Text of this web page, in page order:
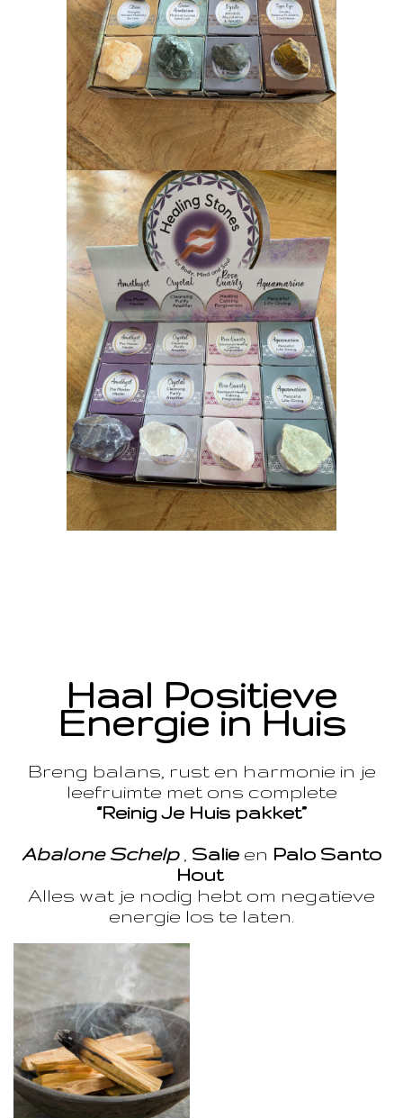
Haal Positieve
Energie in Huis
Breng balans, rust en harmonie in je
leefruimte met ons complete
“Reinig Je Huis pakket”
Abalone Schelp, Salie en Palo Santo
Hout
Alles wat je nodig hebt om negatieve
energie los te laten.